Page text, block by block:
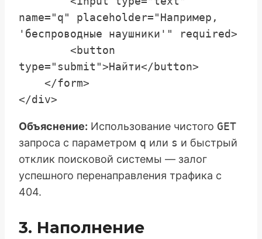
name="q" placeholder="Например,
'беспроводные наушники'" required>
type="submit">Найти</button>
Объяснение: Использование чистого GET
запроса с параметром q или s и быстрый
отклик поисковой системы — залог
успешного перенаправления трафика с
404.
3. Наполнение